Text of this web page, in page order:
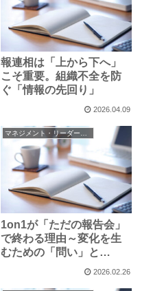
報連相は「上から下へ」
こそ重要。組織不全を防
ぐ「情報の先回り」
2026.04.09
マネジメント・リーダーシップ
1on1が「ただの報告会」
で終わる理由～変化を生
むための「問い」と
2026.02.26